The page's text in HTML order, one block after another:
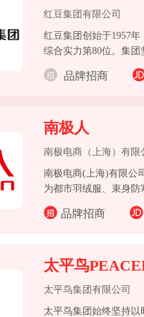
红豆集团有限公司
红豆集团创始于1957
综合实力第80位。集
“红豆”。
品牌招商
南极人
南极电商（上海）有限
南极电商(上海)有限公
为都市羽绒服、束身防
品牌招商
太平鸟
太平鸟集团有限公司
太平鸟集团始终坚持